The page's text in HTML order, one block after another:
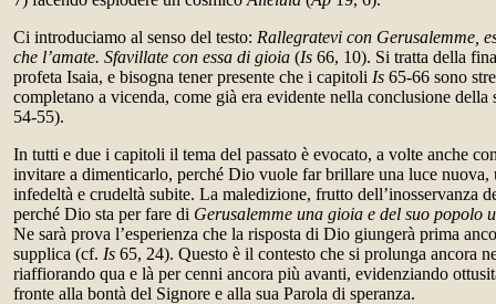
Ci introduciamo al senso del testo: Rallegratevi con Gerusalemme,
che l’amate. Sfavillate con essa di gioia (Is 66, 10). Si tratta della
profeta Isaia, e bisogna tener presente che i capitoli Is 65-66 sono
completano a vicenda, come già era evidente nella conclusione della
54-55).
In tutti e due i capitoli il tema del passato è evocato, a volte anche
invitare a dimenticarlo, perché Dio vuole far brillare una luce nuova,
infedeltà e crudeltà subite. La maledizione, frutto dell’inosservanza
perché Dio sta per fare di Gerusalemme una gioia e del suo popolo
Ne sarà prova l’esperienza che la risposta di Dio giungerà prima
supplica (cf. Is 65, 24). Questo è il contesto che si prolunga ancora
riaffiorando qua e là per cenni ancora più avanti, evidenziando
fronte alla bontà del Signore e alla sua Parola di speranza.